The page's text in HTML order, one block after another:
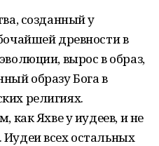
созданный у
древности в
вырос в образ,
образу Бога в
религиях.
как Яхве у иудеев, и не
всех остальных